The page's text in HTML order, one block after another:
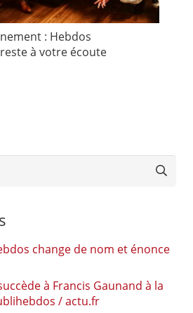
: Hebdos
à votre écoute
change de nom et énonce
à Francis Gaunand à la
/ actu.fr